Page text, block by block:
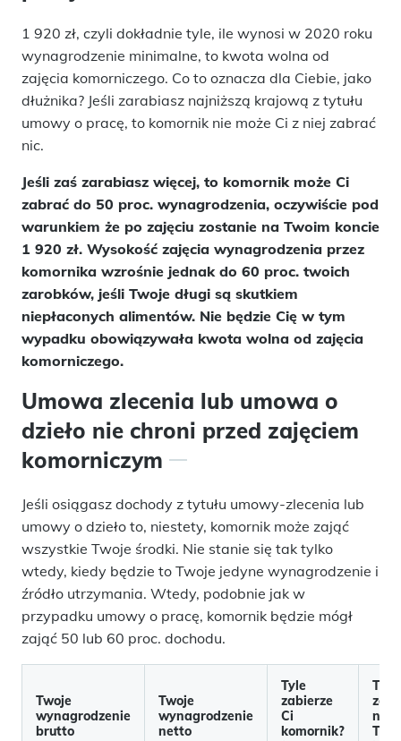
1 920 zł, czyli dokładnie tyle, ile wynosi w 2020 roku
wynagrodzenie minimalne, to kwota wolna od
zajęcia komorniczego. Co to oznacza dla Ciebie, jako
dłużnika? Jeśli zarabiasz najniższą krajową z tytułu
umowy o pracę, to komornik nie może Ci z niej zabrać
nic.
Jeśli zaś zarabiasz więcej, to komornik może Ci
zabrać do 50 proc. wynagrodzenia, oczywiście pod
warunkiem że po zajęciu zostanie na Twoim koncie
1 920 zł. Wysokość zajęcia wynagrodzenia przez
komornika wzrośnie jednak do 60 proc. twoich
zarobków, jeśli Twoje długi są skutkiem
niepłaconych alimentów. Nie będzie Cię w tym
wypadku obowiązywała kwota wolna od zajęcia
komorniczego.
Umowa zlecenia lub umowa o
dzieło nie chroni przed zajęciem
komorniczym
Jeśli osiągasz dochody z tytułu umowy-zlecenia lub
umowy o dzieło to, niestety, komornik może zająć
wszystkie Twoje środki. Nie stanie się tak tylko
wtedy, kiedy będzie to Twoje jedyne wynagrodzenie i
źródło utrzymania. Wtedy, podobnie jak w
przypadku umowy o pracę, komornik będzie mógł
zająć 50 lub 60 proc. dochodu.
Twoje
wynagrodzenie
brutto
Twoje
wynagrodzenie
netto
Tyle
zabierze
Ci
komornik?
Tyle
na